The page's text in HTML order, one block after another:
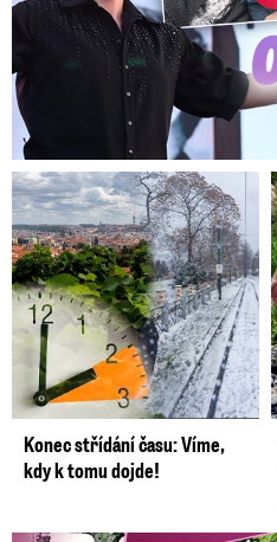
Konec střídání času: Víme,
kdy k tomu dojde!